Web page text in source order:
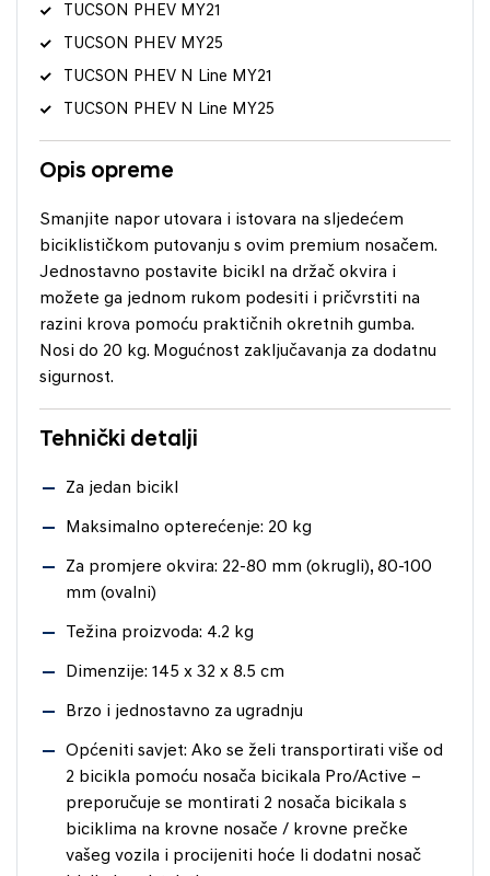
TUCSON PHEV MY21
TUCSON PHEV MY25
TUCSON PHEV N Line MY21
TUCSON PHEV N Line MY25
Opis opreme
Smanjite napor utovara i istovara na sljedećem
biciklističkom putovanju s ovim premium nosačem.
Jednostavno postavite bicikl na držač okvira i
možete ga jednom rukom podesiti i pričvrstiti na
razini krova pomoću praktičnih okretnih gumba.
Nosi do 20 kg. Mogućnost zaključavanja za dodatnu
sigurnost.
Tehnički detalji
Za jedan bicikl
Maksimalno opterećenje: 20 kg
Za promjere okvira: 22-80 mm (okrugli), 80-100
mm (ovalni)
Težina proizvoda: 4.2 kg
Dimenzije: 145 x 32 x 8.5 cm
Brzo i jednostavno za ugradnju
Općeniti savjet: Ako se želi transportirati više od
2 bicikla pomoću nosača bicikala Pro/Active –
preporučuje se montirati 2 nosača bicikala s
biciklima na krovne nosače / krovne prečke
vašeg vozila i procijeniti hoće li dodatni nosač